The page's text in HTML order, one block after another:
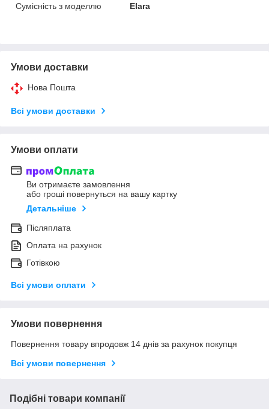
Сумісність з моделлю
Elara
Умови доставки
Нова Пошта
Всі умови доставки
Умови оплати
Ви отримаєте замовлення
або гроші повернуться на вашу картку
Детальніше
Післяплата
Оплата на рахунок
Готівкою
Всі умови оплати
Умови повернення
Повернення товару впродовж 14 днів за рахунок покупця
Всі умови повернення
Подібні товари компанії